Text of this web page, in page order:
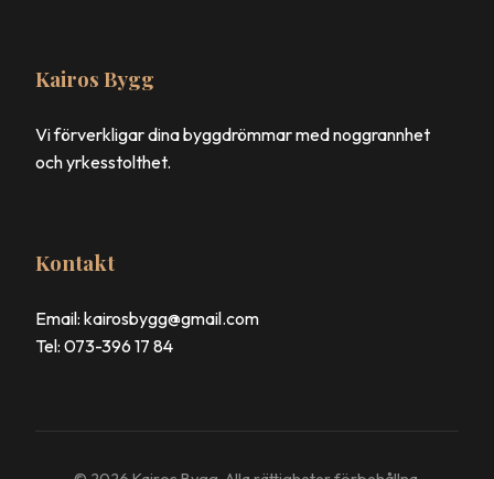
Kairos Bygg
Vi förverkligar dina byggdrömmar med noggrannhet
och yrkesstolthet.
Kontakt
Email: kairosbygg@gmail.com
Tel: 073-396 17 84